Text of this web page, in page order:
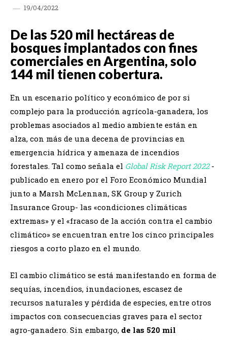
19/04/2022
De las 520 mil hectáreas de
bosques implantados con fines
comerciales en Argentina, solo
144 mil tienen cobertura.
En un escenario político y económico de por si
complejo para la producción agrícola-ganadera, los
problemas asociados al medio ambiente están en
alza, con más de una decena de provincias en
emergencia hídrica y amenaza de incendios
forestales. Tal como señala el Global Risk Report 2022-
publicado en enero por el Foro Económico Mundial
junto a Marsh McLennan, SK Group y Zurich
Insurance Group- las «condiciones climáticas
extremas» y el «fracaso de la acción contra el cambio
climático» se encuentran entre los cinco principales
riesgos a corto plazo en el mundo.
El cambio climático se está manifestando en forma de
sequías, incendios, inundaciones, escasez de
recursos naturales y pérdida de especies, entre otros
impactos con consecuencias graves para el sector
agro-ganadero. Sin embargo, de las 520 mil